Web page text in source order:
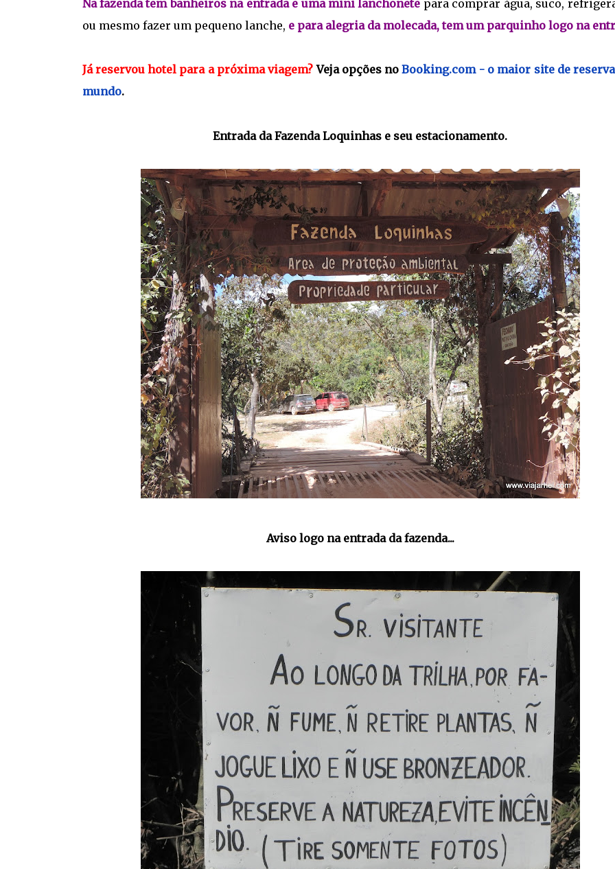
Na fazenda tem banheiros na entrada e uma mini lanchonete para comprar água, suco,
ou mesmo fazer um pequeno lanche, e para alegria da molecada, tem um parquinho logo na
Já reservou hotel para a próxima viagem?Veja opções noBooking.com - o maior site de
mundo.
Entrada da Fazenda Loquinhas e seu estacionamento.
Aviso logo na entrada da fazenda...